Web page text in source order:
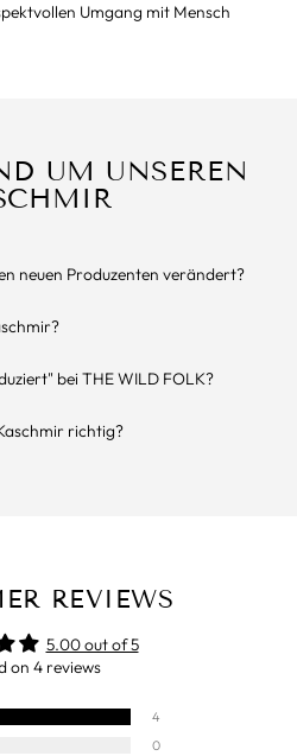
Umgang mit Mensch
UM UNSEREN
neuen Produzenten verändert?
bei THE WILD FOLK?
richtig?
REVIEWS
5.00 out of 5
on 4 reviews
4
0